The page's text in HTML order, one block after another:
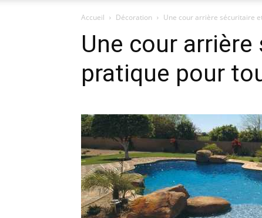
Accueil Décoration Une cour arrière sécuritaire
Une cour
pratique pour